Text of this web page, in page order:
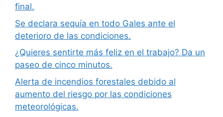
final.
Se declara sequía en todo Gales ante el
deterioro de las condiciones.
¿Quieres sentirte más feliz en el trabajo? Da un
paseo de cinco minutos.
Alerta de incendios forestales debido al
aumento del riesgo por las condiciones
meteorológicas.